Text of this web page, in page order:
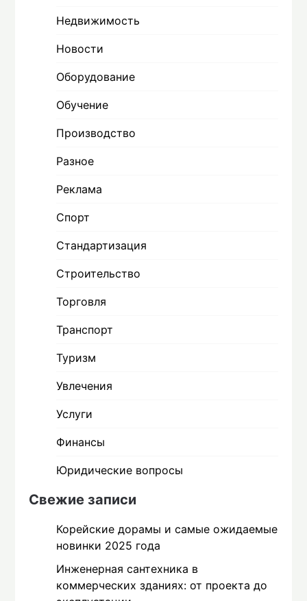
Недвижимость
Новости
Оборудование
Обучение
Производство
Разное
Реклама
Спорт
Стандартизация
Строительство
Торговля
Транспорт
Туризм
Увлечения
Услуги
Финансы
Юридические вопросы
Свежие записи
Корейские дорамы и самые ожидаемые
новинки 2025 года
Инженерная сантехника в
коммерческих зданиях: от проекта до